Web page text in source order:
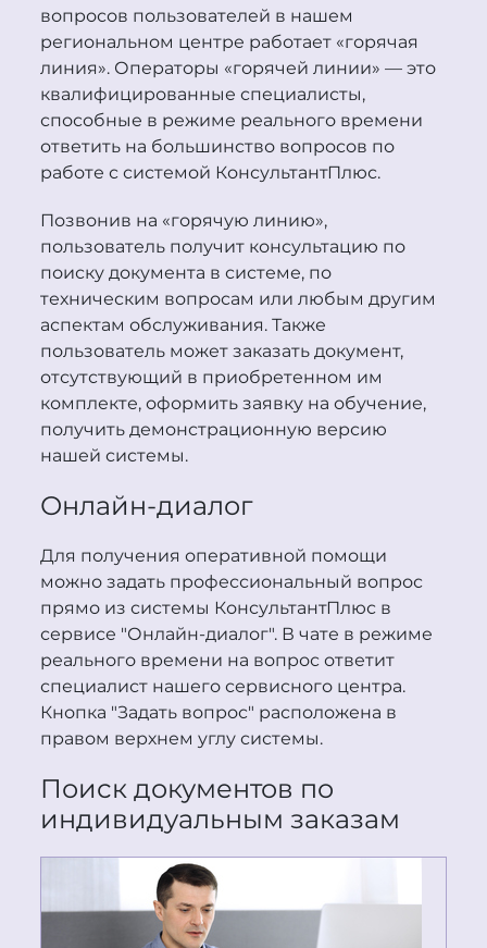
вопросов пользователей в нашем
региональном центре работает «горячая
линия». Операторы «горячей линии» — это
квалифицированные специалисты,
способные в режиме реального времени
ответить на большинство вопросов по
работе с системой КонсультантПлюс.
Позвонив на «горячую линию»,
пользователь получит консультацию по
поиску документа в системе, по
техническим вопросам или любым другим
аспектам обслуживания. Также
пользователь может заказать документ,
отсутствующий в приобретенном им
комплекте, оформить заявку на обучение,
получить демонстрационную версию
нашей системы.
Онлайн-диалог
Для получения оперативной помощи
можно задать профессиональный вопрос
прямо из системы КонсультантПлюс в
сервисе "Онлайн-диалог". В чате в режиме
реального времени на вопрос ответит
специалист нашего сервисного центра.
Кнопка "Задать вопрос" расположена в
правом верхнем углу системы.
Поиск документов по
индивидуальным заказам